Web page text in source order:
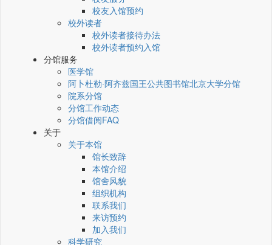
校友入馆预约
校外读者
校外读者接待办法
校外读者预约入馆
分馆服务
医学馆
阿卜杜勒·阿齐兹国王公共图书馆北京大学分馆
院系分馆
分馆工作动态
分馆借阅FAQ
关于
关于本馆
馆长致辞
本馆介绍
馆舍风貌
组织机构
联系我们
来访预约
加入我们
科学研究